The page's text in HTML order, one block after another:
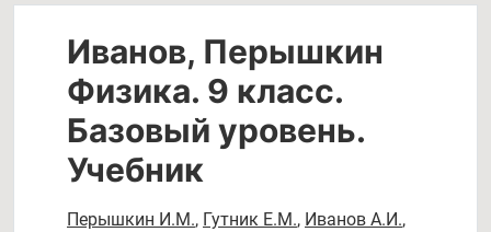
Иванов, Перышкин
Физика. 9 класс.
Базовый уровень.
Учебник
Перышкин И.М., Гутник Е.М., Иванов А.И.,